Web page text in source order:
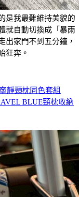
是我最難維持美貌的
就自動切換成「暴雨
出家門不到五分鐘，
狂奔。
靜頸枕同色套組
BLUE頸枕收納